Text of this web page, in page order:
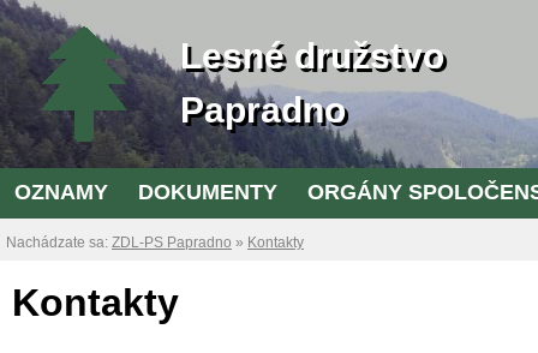
Lesné družstvo
Papradno
OZNAMY DOKUMENTY ORGÁNY
Nachádzate sa: ZDL-PS Papradno » Kontakty
Kontakty